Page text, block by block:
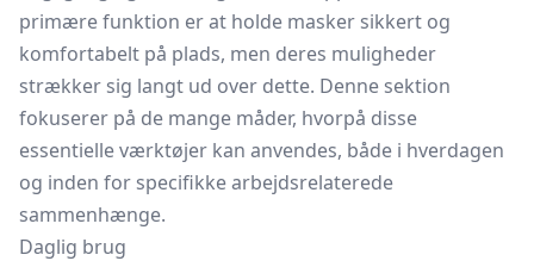
primære funktion er at holde masker sikkert og
komfortabelt på plads, men deres muligheder
strækker sig langt ud over dette. Denne sektion
fokuserer på de mange måder, hvorpå disse
essentielle værktøjer kan anvendes, både i hverdagen
og inden for specifikke arbejdsrelaterede
sammenhænge.
Daglig brug